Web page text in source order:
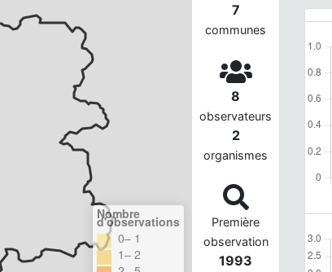
Nombre
d'observations
0– 1
1– 2
7
communes
8
observateurs
2
organismes
Première
observation
1993